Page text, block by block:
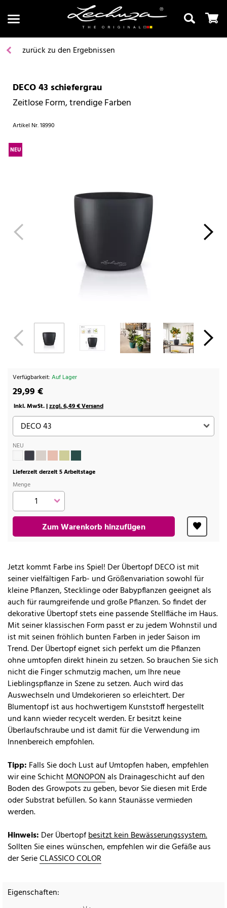
Suchen
zurück zu den Ergebnissen
DECO 43 schiefergrau
Zeitlose Form, trendige Farben
Artikel Nr.18990
NEU
Verfügbarkeit: Auf Lager
29,99 €
inkl. MwSt. |zzgl. 6,49 € Versand
NEU
Lieferzeit derzeit 5 Arbeitstage
Menge
Zum Warenkorb hinzufügen
Jetzt kommt Farbe ins Spiel! Der Übertopf DECO ist mit
seiner vielfältigen Farb- und Größenvariation sowohl für
kleine Pflanzen, Stecklinge oder Babypflanzen geeignet als
auch für raumgreifende und große Pflanzen. So findet der
dekorative Übertopf stets eine passende Stellfläche im Haus.
Mit seiner klassischen Form passt er zu jedem Wohnstil und
ist mit seinen fröhlich bunten Farben in jeder Saison im
Trend. Der Übertopf eignet sich perfekt um die Pflanzen
ohne umtopfen direkt hinein zu setzen. So brauchen Sie sich
nicht die Finger schmutzig machen, um Ihre neue
Lieblingspflanze in Szene zu setzen. Auch wird das
Auswechseln und Umdekorieren so erleichtert. Der
Blumentopf ist aus hochwertigem Kunststoff hergestellt
und kann wieder recycelt werden. Er besitzt keine
Überlaufschraube und ist damit für die Verwendung im
Innenbereich empfohlen.
Tipp: Falls Sie doch Lust auf Umtopfen haben, empfehlen
wir eine SchichtMONOPONals Drainageschicht auf den
Boden des Growpots zu geben, bevor Sie diesen mit Erde
oder Substrat befüllen. So kann Staunässe vermieden
werden.
Hinweis: Der Übertopfbesitzt kein Bewässerungssystem.
Sollten Sie eines wünschen, empfehlen wir die Gefäße aus
der SerieCLASSICO COLOR
Eigenschaften: